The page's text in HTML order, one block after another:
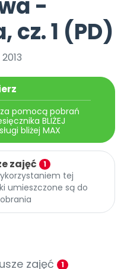
-
cz. 1 (PD)
pomocą pobrań
BLIŻEJ
bliżej MAX
zajęć 1
tej
umieszczone są do
zajęć 1